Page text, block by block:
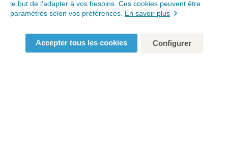
le but de l’adapter à vos besoins. Ces cookies peuvent être
paramétrés selon vos préférences. En savoir plus
Accepter tous les cookies Configurer